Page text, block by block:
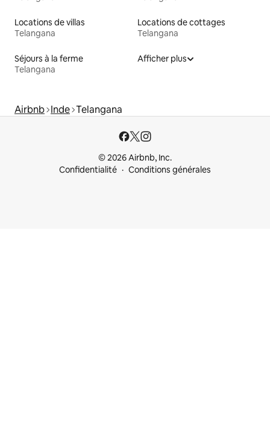
Locations de villas
Telangana
Locations de cottages
Telangana
Séjours à la ferme
Telangana
Afficher plus
Airbnb Inde Telangana
© 2026 Airbnb, Inc.
Confidentialité
Conditions générales